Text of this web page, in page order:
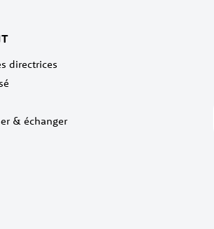
directrices
& échanger